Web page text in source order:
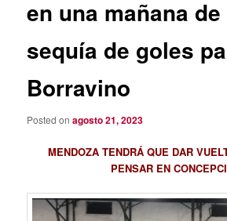
en una mañana
sequía de goles
Borravino
Posted onagosto 21, 2023
MENDOZA TENDRÁ QUE DAR
PENSAR EN